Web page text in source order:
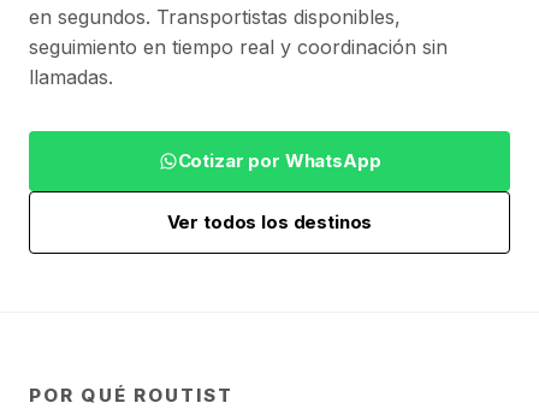
en segundos. Transportistas disponibles,
seguimiento en tiempo real y coordinación sin
llamadas.
Cotizar por WhatsApp
Ver todos los destinos
POR QUÉ ROUTIST